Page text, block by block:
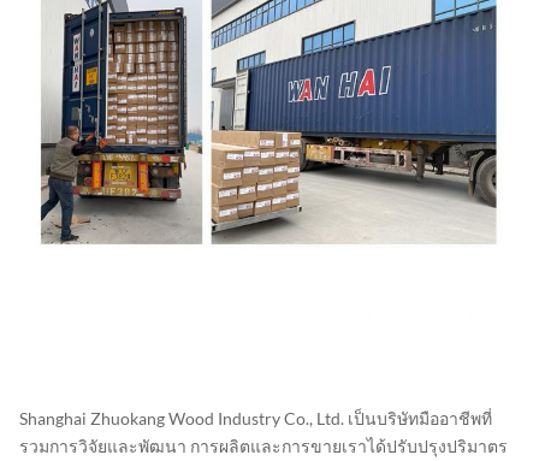
Shanghai Zhuokang Wood Industry Co., Ltd. เป็นบริษัทมืออาชีพที่
รวมการวิจัยและพัฒนา การผลิตและการขายเราได้ปรับปรุงปริมาตร